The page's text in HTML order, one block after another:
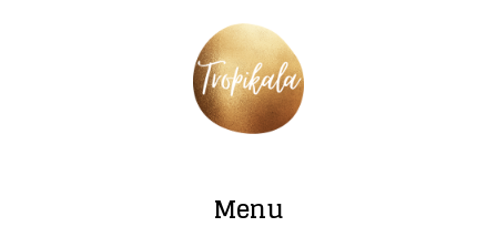
Menu